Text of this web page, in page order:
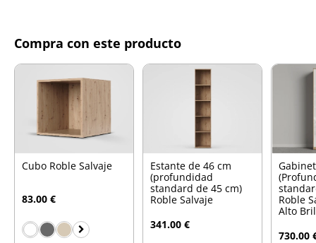
Compra con este producto
Cubo Roble Salvaje
83.00 €
Estante de 46 cm
(profundidad
standard de 45 cm)
Roble Salvaje
341.00 €
Roble
Alto
730.00